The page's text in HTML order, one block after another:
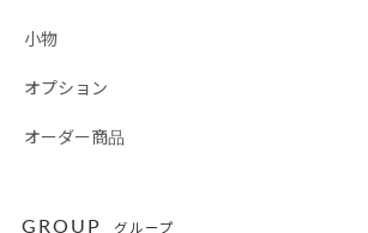
小物
オプション
オーダー商品
GROUP グループ